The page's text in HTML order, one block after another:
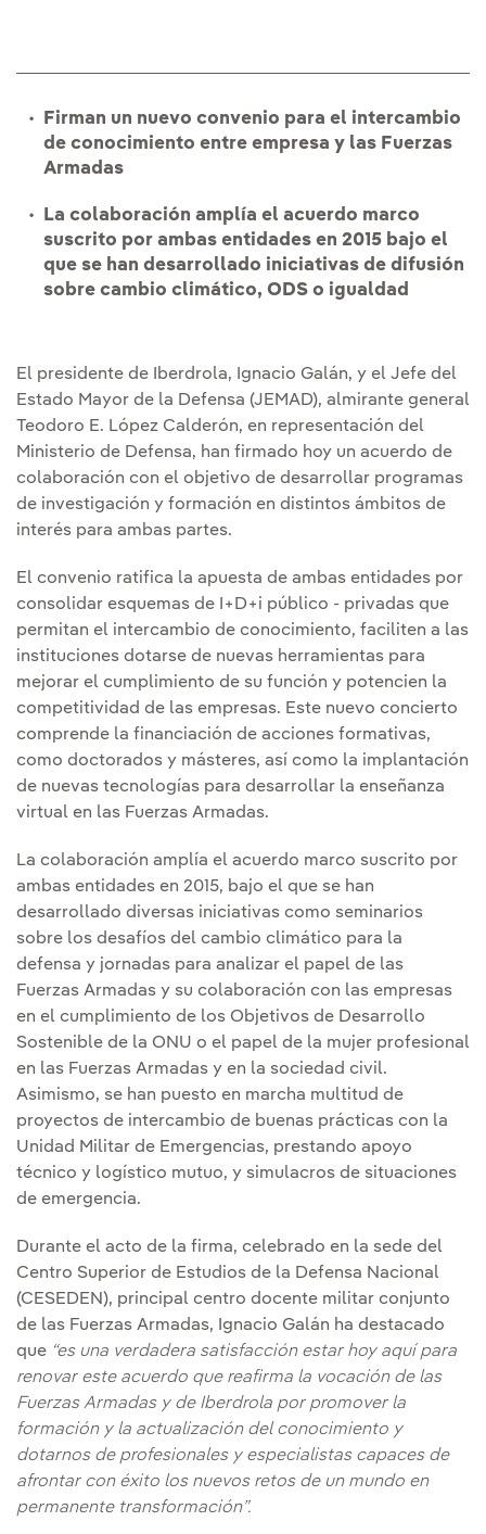
Firman un nuevo convenio para el intercambio
de conocimiento entre empresa y las Fuerzas
Armadas
La colaboración amplía el acuerdo marco
suscrito por ambas entidades en 2015 bajo el
que se han desarrollado iniciativas de difusión
sobre cambio climático, ODS o igualdad
El presidente de Iberdrola, Ignacio Galán, y el Jefe del
Estado Mayor de la Defensa (JEMAD), almirante general
Teodoro E. López Calderón, en representación del
Ministerio de Defensa, han firmado hoy un acuerdo de
colaboración con el objetivo de desarrollar programas
de investigación y formación en distintos ámbitos de
interés para ambas partes.
El convenio ratifica la apuesta de ambas entidades por
consolidar esquemas de I+D+i público - privadas que
permitan el intercambio de conocimiento, faciliten a las
instituciones dotarse de nuevas herramientas para
mejorar el cumplimiento de su función y potencien la
competitividad de las empresas. Este nuevo concierto
comprende la financiación de acciones formativas,
como doctorados y másteres, así como la implantación
de nuevas tecnologías para desarrollar la enseñanza
virtual en las Fuerzas Armadas.
La colaboración amplía el acuerdo marco suscrito por
ambas entidades en 2015, bajo el que se han
desarrollado diversas iniciativas como seminarios
sobre los desafíos del cambio climático para la
defensa y jornadas para analizar el papel de las
Fuerzas Armadas y su colaboración con las empresas
en el cumplimiento de los Objetivos de Desarrollo
Sostenible de la ONU o el papel de la mujer profesional
en las Fuerzas Armadas y en la sociedad civil.
Asimismo, se han puesto en marcha multitud de
proyectos de intercambio de buenas prácticas con la
Unidad Militar de Emergencias, prestando apoyo
técnico y logístico mutuo, y simulacros de situaciones
de emergencia.
Durante el acto de la firma, celebrado en la sede del
Centro Superior de Estudios de la Defensa Nacional
(CESEDEN), principal centro docente militar conjunto
de las Fuerzas Armadas, Ignacio Galán ha destacado
que “es una verdadera satisfacción estar hoy aquí para
renovar este acuerdo que reafirma la vocación de las
Fuerzas Armadas y de Iberdrola por promover la
formación y la actualización del conocimiento y
dotarnos de profesionales y especialistas capaces de
afrontar con éxito los nuevos retos de un mundo en
permanente transformación”.